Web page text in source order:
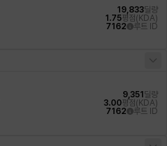
19,833딜량
1.75평점(KDA)
7162
루트 ID
9,351 딜량
3.00평점(KDA)
7162
루트 ID